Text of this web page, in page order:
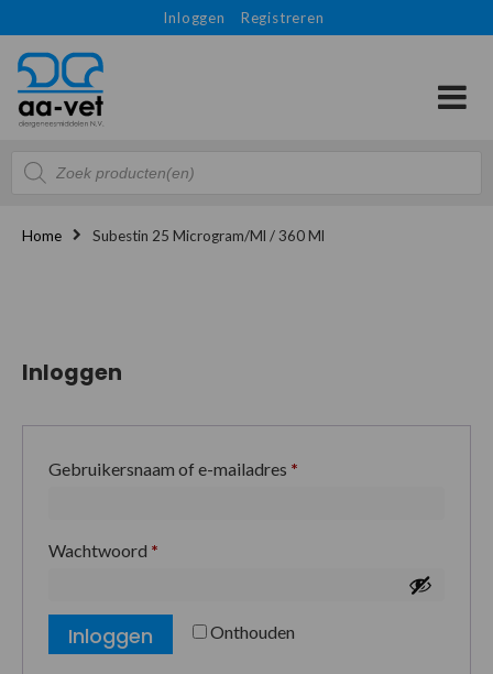
Inloggen Registreren
Producten
zoeken
Home Subestin 25 Microgram/ml / 360 Ml
Inloggen
Gebruikersnaam of e-mailadres *
Wachtwoord *
Onthouden
Inloggen